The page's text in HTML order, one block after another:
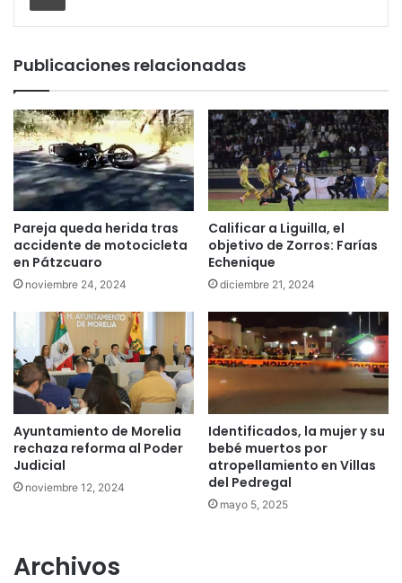
Publicaciones relacionadas
Pareja queda herida tras
accidente de motocicleta
en Pátzcuaro
noviembre 24, 2024
Calificar a Liguilla, el
objetivo de Zorros: Farías
Echenique
diciembre 21, 2024
Ayuntamiento de Morelia
rechaza reforma al Poder
Judicial
noviembre 12, 2024
Identificados, la mujer y su
bebé muertos por
atropellamiento en Villas
del Pedregal
mayo 5, 2025
Archivos